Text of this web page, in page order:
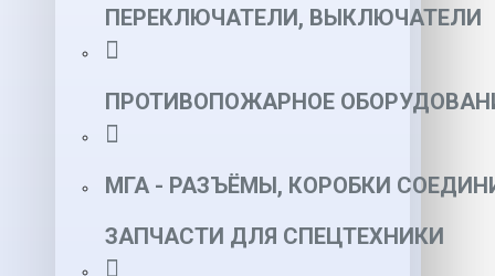
ПЕРЕКЛЮЧАТЕЛИ, ВЫКЛЮЧАТЕЛИ
ПРОТИВОПОЖАРНОЕ
МГА - РАЗЪЁМЫ, КОРОБКИ
ЗАПЧАСТИ ДЛЯ СПЕЦТЕХНИКИ